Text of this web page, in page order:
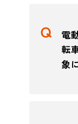
電
転
象